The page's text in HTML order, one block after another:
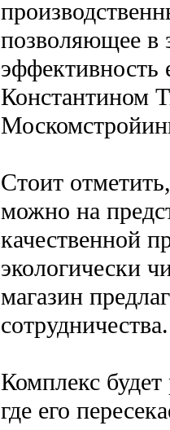
позволяющее в
эффективность
Константином
Стоит
можно на
качественной
экологически
магазин
сотрудничества.
Комплекс
где его